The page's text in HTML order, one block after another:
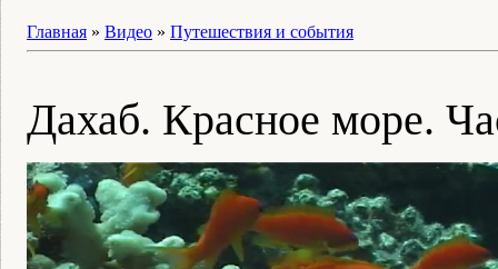
Главная » Видео » Путешествия и события
Дахаб. Красное море.